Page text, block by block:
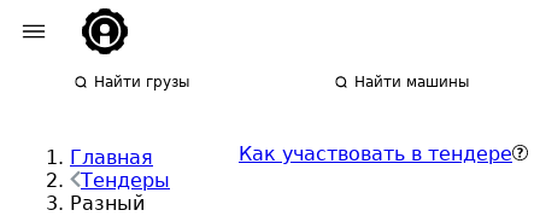
Найти грузы Найти машины
Главная
Тендеры
Разный
Как участвовать в тендере